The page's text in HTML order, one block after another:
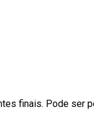
finais. Pode ser